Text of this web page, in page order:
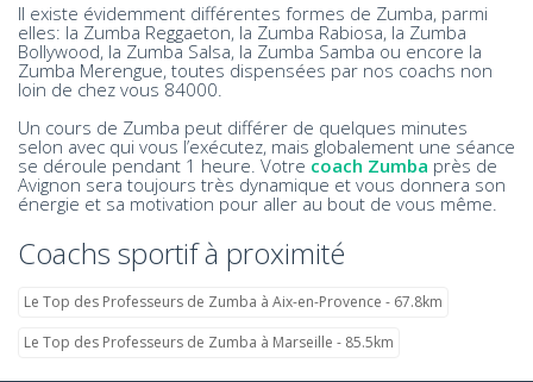
Il existe évidemment différentes formes de Zumba, parmi
elles: la Zumba Reggaeton, la Zumba Rabiosa, la Zumba
Bollywood, la Zumba Salsa, la Zumba Samba ou encore la
Zumba Merengue, toutes dispensées par nos coachs non
loin de chez vous 84000.
Un cours de Zumba peut différer de quelques minutes
selon avec qui vous l’exécutez, mais globalement une séance
se déroule pendant 1 heure. Votre coach Zumba près de
Avignon sera toujours très dynamique et vous donnera son
énergie et sa motivation pour aller au bout de vous même.
Coachs sportif à proximité
Le Top des Professeurs de Zumba à Aix-en-Provence - 67.8km
Le Top des Professeurs de Zumba à Marseille - 85.5km